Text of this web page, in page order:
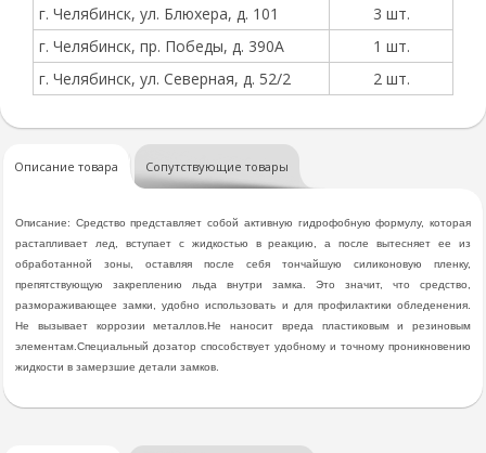
г. Челябинск, ул. Блюхера, д. 101
3 шт.
г. Челябинск, пр. Победы, д. 390А
1 шт.
г. Челябинск, ул. Северная, д. 52/2
2 шт.
Описание товара Сопутствующие товары
Описание: Средство представляет собой активную гидрофобную формулу, которая
растапливает лед, вступает с жидкостью в реакцию, а после вытесняет ее из
обработанной зоны, оставляя после себя тончайшую силиконовую пленку,
препятствующую закреплению льда внутри замка. Это значит, что средство,
размораживающее замки, удобно использовать и для профилактики обледенения.
Не вызывает коррозии металлов.Не наносит вреда пластиковым и резиновым
элементам.Специальный дозатор способствует удобному и точному проникновению
жидкости в замерзшие детали замков.